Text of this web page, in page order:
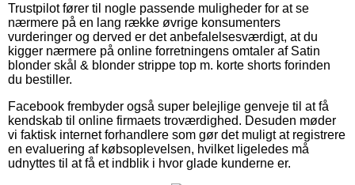
Trustpilot fører til nogle passende muligheder for at se
nærmere på en lang række øvrige konsumenters
vurderinger og derved er det anbefalelsesværdigt, at du
kigger nærmere på online forretningens omtaler af Satin
blonder skål & blonder strippe top m. korte shorts forinden
du bestiller.
Facebook frembyder også super belejlige genveje til at få
kendskab til online firmaets troværdighed. Desuden møder
vi faktisk internet forhandlere som gør det muligt at registrere
en evaluering af købsoplevelsen, hvilket ligeledes må
udnyttes til at få et indblik i hvor glade kunderne er.